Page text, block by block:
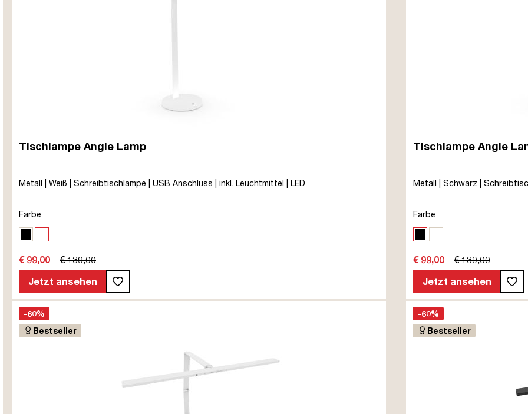
Tischlampe Angle Lamp
Metall | Weiß | Schreibtischlampe | USB Anschluss | inkl. Leuchtmittel | LED
Farbe
€ 99,00
€ 139,00
Jetzt ansehen
Tischlampe Angle
Metall | Schwarz |
Farbe
€ 99,00
€ 139,00
Jetzt ansehen
-60%
Bestseller
-60%
Bestseller